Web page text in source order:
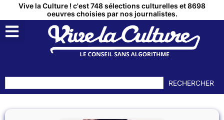
Vive la Culture ! c'est 748 sélections culturelles et 8698
oeuvres choisies par nos journalistes.
RECHERCHER